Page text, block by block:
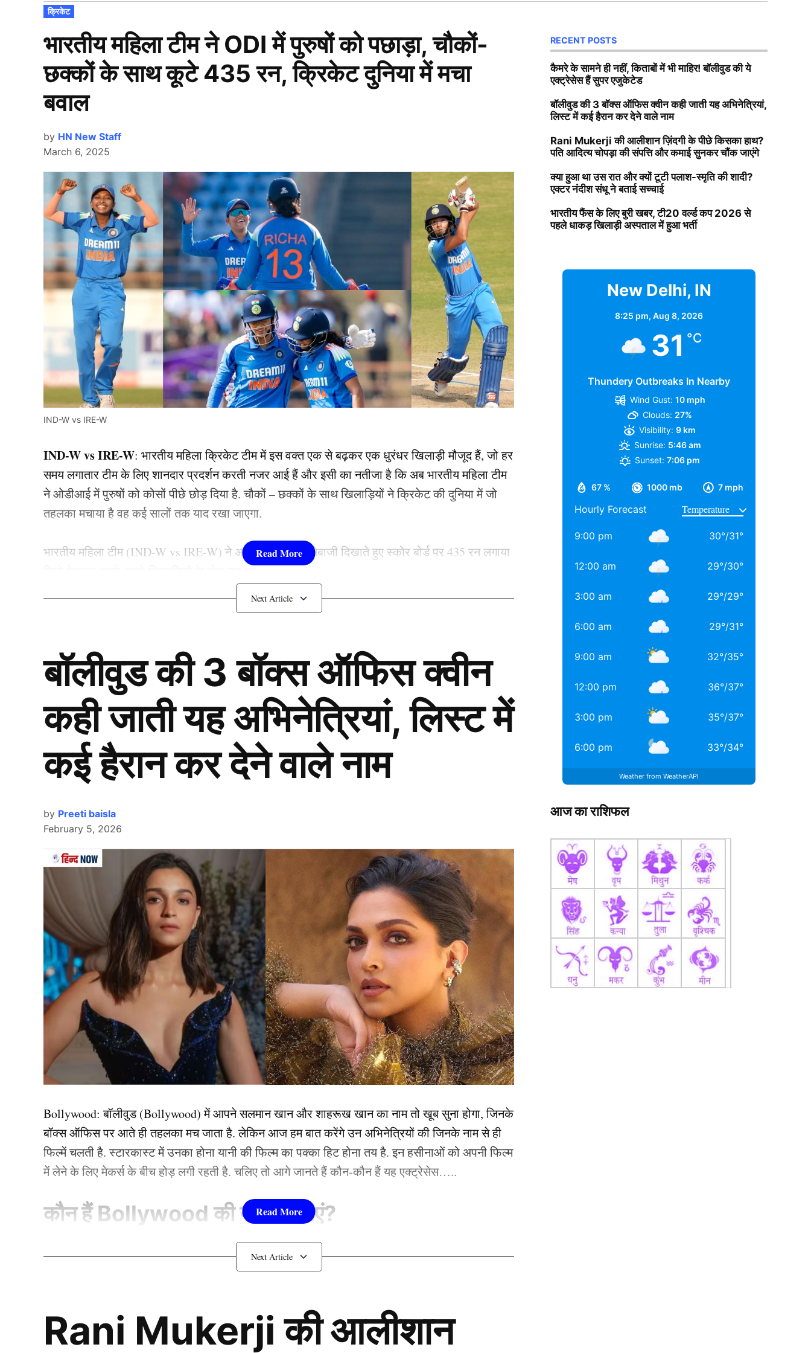
Open
POSTED
IN
क्रिकेट
भारतीय महिला टीम ने ODI में पुरुषों को पछाड़ा, चौकों-
छक्कों के साथ कूटे 435 रन, क्रिकेट दुनिया में मचा
बवाल
by HN New Staff
March 6, 2025
IND-W vs IRE-W
IND-W vs IRE-W: भारतीय महिला क्रिकेट टीम में इस वक्त एक से बढ़कर एक धुरंधर खिलाड़ी मौजूद हैं, जो हर
समय लगातार टीम के लिए शानदार प्रदर्शन करती नजर आई हैं और इसी का नतीजा है कि अब भारतीय महिला टीम
ने ओडीआई में पुरुषों को कोसों पीछे छोड़ दिया है. चौकों – छक्कों के साथ खिलाड़ियों ने क्रिकेट की दुनिया में जो
तहलका मचाया है वह कई सालों तक याद रखा जाएगा.
भारतीय महिला टीम (IND-W vs IRE-W) ने अपनी धुआंधार बल्लेबाजी दिखाते हुए स्कोर बोर्ड पर 435 रन लगाया
IND-W vs IRE-W: ODI में भारतीय महिला टीम ने पुरुषों को
राजकोट के निरंजन शाह स्टेडियम में खेले गए इस मुकाबले में टीम इंडिया ने 435 रन का स्कोर बनाया है, जो वनडे
क्रिकेट में भारत का सबसे बड़ा स्कोर है. इस मामले में उन्होंने पुरुष टीम को भी पछाड़ दिया है. टीम इंडिया की तरफ
से ओपनिंग करते हुए प्रतीका रावल ने 129 गेंद में 154 रन बनाएं. वहीं, कप्तान स्मृति मंधाना ने 80 गेंदों का सामना
करते हुए 135 रनों की तूफानी पारी खेली. इन दोनों ही खिलाड़ियों ने शानदार स्ट्राइक रेट करते हुए आयरलैंड
(IND-W vs IRE-W) के गेंदबाजों की हवा टाइट कर दी.आपको बता दें की स्मृति मंधाना ने हरमनप्रीत कौर के
रिकॉर्ड को तोड़ते हुए महिला वनडे में सबसे ज्यादा शतक लगाने का काम किया है. अपनी इस पारी के दौरान मंधाना ने
12 चौके और सात छक्के लगाए. इसके बाद रिचा घोष ने 59 रन का महत्वपूर्ण योगदान दिया.
304 रन से जीती भारतीय टीम
बॉलीवुड की 3 बॉक्स ऑफिस क्वीन
कही जाती यह अभिनेत्रियां, लिस्ट में
कई हैरान कर देने वाले नाम
by Preeti baisla
February 5, 2026
Bollywood:बॉलीवुड (Bollywood)में आपने सलमान खान और शाहरूख खान का नाम तो खूब सुना होगा, जिनके
बॉक्स ऑफिस पर आते ही तहलका मच जाता है. लेकिन आज हम बात करेंगे उन अभिनेत्रियों की जिनके नाम से ही
फिल्में चलती है. स्टारकास्ट में उनका होना यानी की फिल्म का पक्का हिट होना तय है. इन हसीनाओं को अपनी फिल्म
में लेने के लिए मेकर्स के बीच होड़ लगी रहती है. चलिए तो आगे जानते हैं कौन-कौन हैं यह एक्ट्रेसेस…..
कौन हैंBollywood की यह हसीनाएं?
1.दीपिका पादुकोण ( Deepika Padukone)
जाता है. दीपिका ने इंडस्ट्री को कई हिट फिल्में दी है. एक्ट्रेस ने अपने करियर की शुरूआत ‘ओम शांति ओम’
(2007) से की थी. इसके बाद उन्होंने कभी पीछे मुड़ कर नहीं देखा. दीपिका अब तक ‘ये जवानी है दीवानी’, ‘चेन्नई
Rani Mukerji की आलीशान
RECENT POSTS
कैमरे के सामने ही नहीं, किताबों में भी माहिर! बॉलीवुड की ये
एक्ट्रेसेस हैं सुपर एजुकेटेड
बॉलीवुड की 3 बॉक्स ऑफिस क्वीन कही जाती यह अभिनेत्रियां,
लिस्ट में कई हैरान कर देने वाले नाम
Rani Mukerji की आलीशान ज़िंदगी के पीछे किसका हाथ?
पति आदित्य चोपड़ा की संपत्ति और कमाई सुनकर चौंक जाएंगे
क्या हुआ था उस रात और क्यों टूटी पलाश-स्मृति की शादी?
एक्टर नंदीश संधू ने बताई सच्चाई
भारतीय फैंस के लिए बुरी खबर, टी20 वर्ल्ड कप 2026 से
पहले धाकड़ खिलाड़ी अस्पताल में हुआ भर्ती
New Delhi, IN
8:25 pm, Aug 8, 2026
31 °C
Thundery Outbreaks In Nearby
67 % 1000 mb 7 mph
Wind Gust: 10 mph
Clouds: 27%
Visibility: 9 km
Sunrise: 5:46 am
Sunset: 7:06 pm
Hourly Forecast
9:00 pm 30°/31°
12:00 am 29°/30°
3:00 am 29°/29°
6:00 am 29°/31°
9:00 am 32°/35°
12:00 pm 36°/37°
3:00 pm 35°/37°
6:00 pm 33°/34°
Weather from WeatherAPI
आज का राशिफल